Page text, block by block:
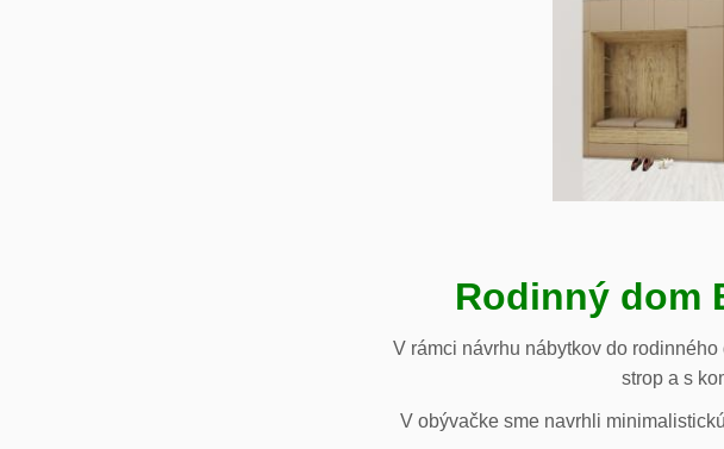
Rodinný dom
V rámci návrhu nábytkov do
strop a s
V obývačke sme navrhli